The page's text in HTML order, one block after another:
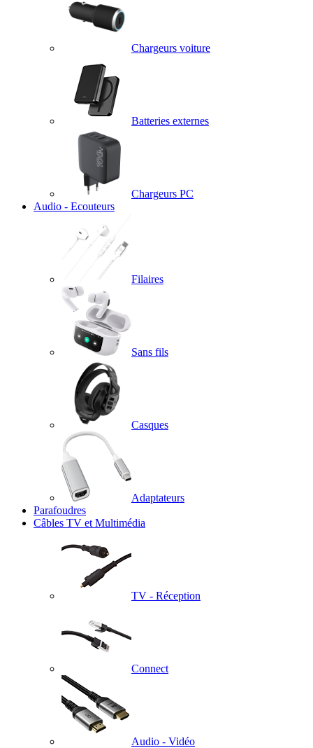
Chargeurs voiture
Batteries externes
Chargeurs PC
Audio - Ecouteurs
Filaires
Sans fils
Casques
Adaptateurs
Parafoudres
Câbles TV et Multimédia
TV - Réception
Connect
Audio - Vidéo